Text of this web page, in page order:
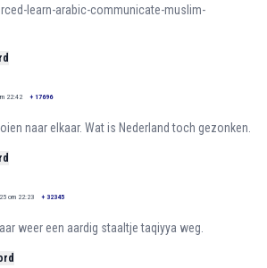
learn-arabic-communicate-muslim-
22:42 + 17696
naar elkaar. Wat is Nederland toch gezonken.
om 22:23 + 32345
weer een aardig staaltje taqiyya weg.